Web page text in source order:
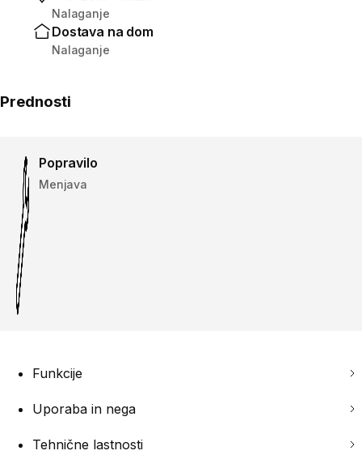
Nalaganje
Dostava na dom
Nalaganje
Prednosti
Popravilo
Menjava
Funkcije
Uporaba in nega
Tehnične lastnosti